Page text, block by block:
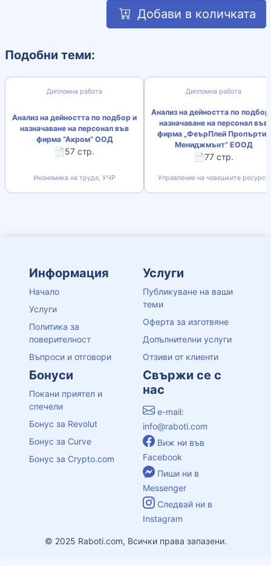
Добави в количката
Подобни теми:
Дипломна работа
Анализ на дейността по подбор и
назначаване на персонал във
фирма “Акром” ООД
📄57 стр.
Икономика на труда, УЧР
Дипломна работа
Анализ на дейността по подбор
назначаване на персонал във
фирма „ФеърПлей Пропъртис
Мениджмънт“ ЕООД
📄77 стр.
Управление на човешките ресурси
Информация
Начало
Услуги
Политика за
поверителност
Въпроси и отговори
Услуги
Публикуване на ваши
теми
Оферта за изготвяне
Допълнителни услуги
Отзиви от клиенти
Бонуси
Покани приятел и
спечели
Бонус за Revolut
Бонус за Curve
Бонус за Crypto.com
Свържи се с
нас
e-mail:
info@raboti.com
Виж ни във
Facebook
Пиши ни в
Messenger
Следвай ни в
Instagram
© 2025 Raboti.com, Всички права запазени.